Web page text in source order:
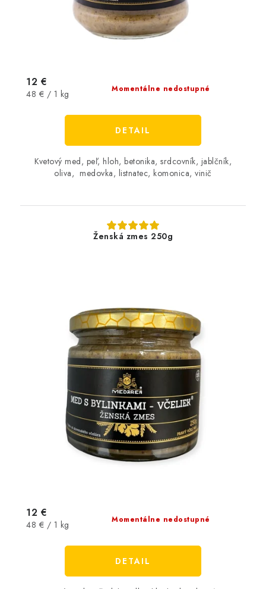
Momentálne nedostupné
12 €
Jednotková
48 € / 1 kg
DETAIL
Kvetový med, peľ, hloh, betonika, srdcovník, jablčník,
oliva, medovka, listnatec, komonica, vinič
Ženská zmes 250g
Momentálne nedostupné
12 €
Jednotková
48 € / 1 kg
DETAIL